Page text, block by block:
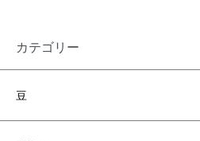
カテゴリー
豆